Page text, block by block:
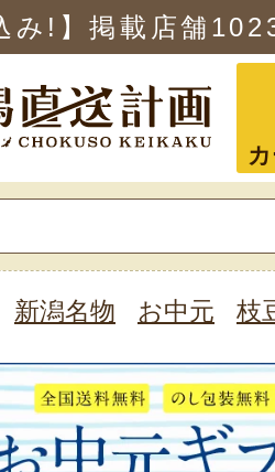
み!】掲載店舗
新潟名物 お中元 枝